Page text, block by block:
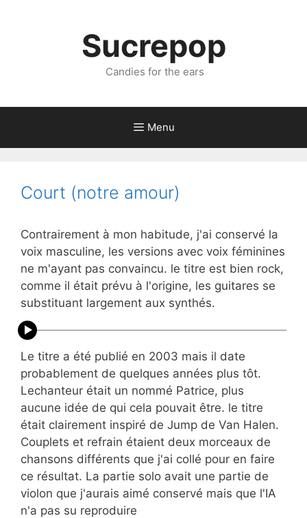
Sucrepop
Candies for the ears
Menu
Court (notre amour)
Contrairement à mon habitude, j'ai conservé la
voix masculine, les versions avec voix féminines
ne m'ayant pas convaincu. le titre est bien rock,
comme il était prévu à l'origine, les guitares se
substituant largement aux synthés.
Le titre a été publié en 2003 mais il date
probablement de quelques années plus tôt.
Lechanteur était un nommé Patrice, plus
aucune idée de qui cela pouvait être. le titre
était clairement inspiré de Jump de Van Halen.
Couplets et refrain étaient deux morceaux de
chansons différents que j'ai collé pour en faire
ce résultat. La partie solo avait une partie de
violon que j'aurais aimé conservé mais que l'IA
n'a pas su reproduire